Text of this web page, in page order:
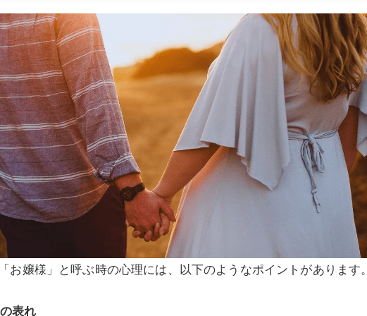
お嬢様」と呼ぶ時の心理には、以下のようなポイントがあります。
表れ